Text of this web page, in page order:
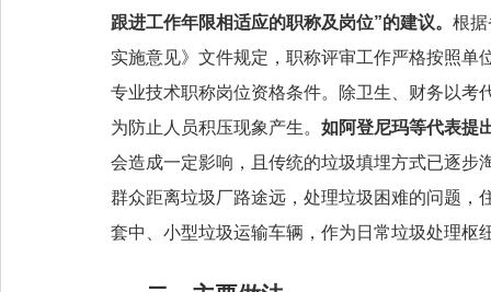
跟进工作年限相适应的职称及岗位”的建议。 根
实施意见》文件规定，职称评审工作严格按照单
专业技术职称岗位资格条件。除卫生、财务以考
为防止人员积压现象产生。 如阿登尼玛等代表提
会造成一定影响，且传统的垃圾填埋方式已逐步
群众距离垃圾厂路途远，处理垃圾困难的问题，
套中、小型垃圾运输车辆，作为日常垃圾处理枢